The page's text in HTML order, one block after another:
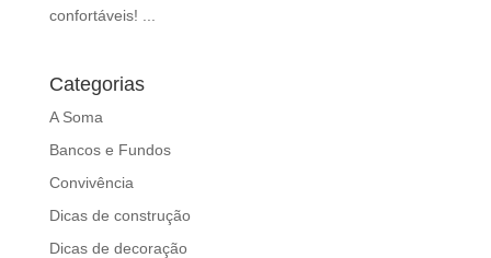
b
n
k
confortáveis! ...
Categorias
A Soma
Bancos e Fundos
Convivência
Dicas de construção
Dicas de decoração